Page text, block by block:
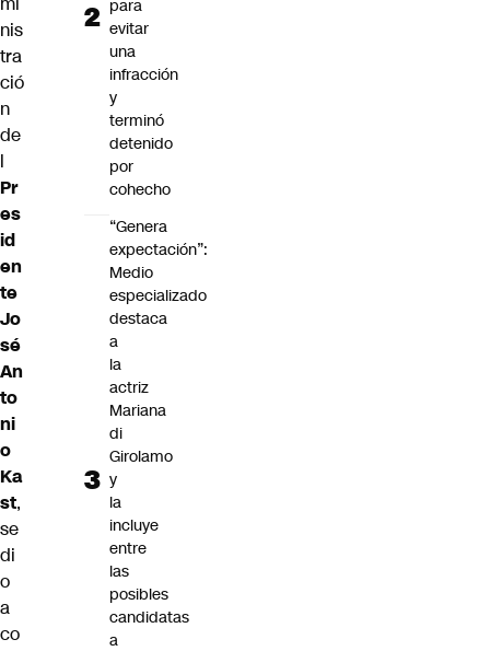
nis
tra
ció
n
de
l
Pr
es
id
en
te
Jo
sé
An
to
ni
o
Ka
st,
se
di
o
a
co
para
evitar
una
infracción
y
terminó
detenido
por
cohecho
“Genera
expectación”:
Medio
especializado
destaca
a
la
actriz
Mariana
di
Girolamo
y
la
incluye
entre
las
posibles
candidatas
a